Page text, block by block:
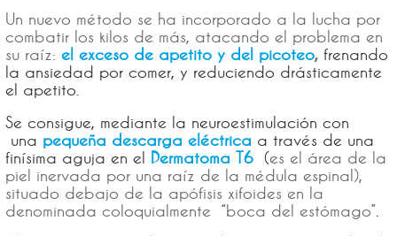
Un nuevo método se ha incorporado a la lucha por
combatir los kilos de más, atacando el problema en
su raíz: el exceso de apetito y del picoteo, frenando
la ansiedad por comer, y reduciendo drásticamente
el apetito.
Se consigue, mediante la neuroestimulación con
una pequeña descarga eléctrica a través de una
finísima aguja en el
Dermatoma T6 (es el área de la
piel inervada por una raíz de la médula espinal),
situado debajo de la apófisis xifoides en la
denominada coloquialmente “boca del estómago”